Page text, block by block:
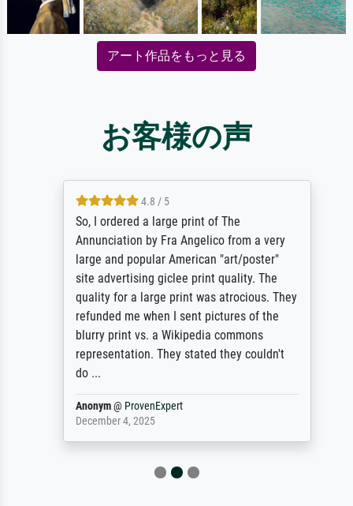
アート作品をもっと見る
お客様の声
4.8 / 5
So, I ordered a large print of The
Annunciation by Fra Angelico from a very
large and popular American "art/poster"
site advertising giclee print quality. The
quality for a large print was atrocious. They
refunded me when I sent pictures of the
blurry print vs. a Wikipedia commons
representation. They stated they couldn't
do ...
Anonym@ProvenExpert
December 4, 2025